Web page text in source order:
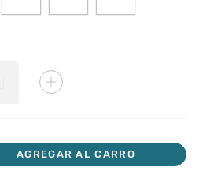
AGREGAR AL CARRO